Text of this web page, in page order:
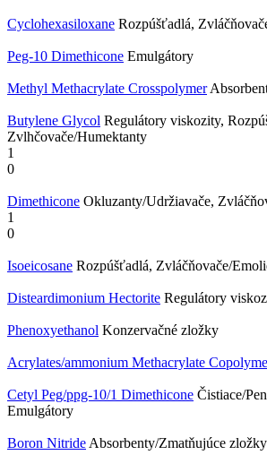
Cyclohexasiloxane Rozpúšťadlá,
Peg-10 Dimethicone Emulgátory
Methyl Methacrylate Crosspolymer
Butylene Glycol Regulátory viskozity,
Zvlhčovače/Humektanty
1
0
Dimethicone Okluzanty/Udržiavače,
1
0
Isoeicosane Rozpúšťadlá, Zvláčňovače/
Disteardimonium Hectorite Regulátory
Phenoxyethanol Konzervačné zložky
Acrylates/ammonium Methacrylate
Cetyl Peg/ppg-10/1 Dimethicone Čistiace/
Emulgátory
Boron Nitride Absorbenty/Zmatňujúce zložky